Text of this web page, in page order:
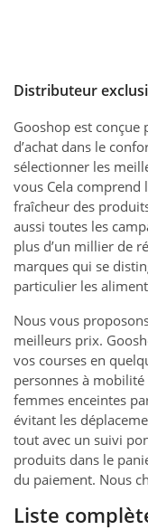
Distributeur
Gooshop est
d’achat dans le
sélectionner les
vous Cela comprend
fraîcheur des
aussi toutes les
plus d’un millier de
marques qui se
particulier les
Nous vous
meilleurs prix.
vos courses en
personnes à
femmes enceintes
évitant les
tout avec un suivi
produits dans le
du paiement. Nous
Liste